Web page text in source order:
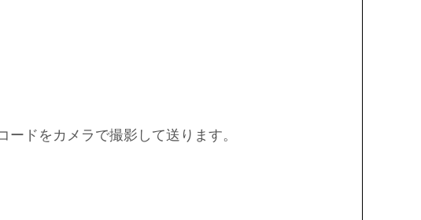
ードをカメラで撮影して送ります。